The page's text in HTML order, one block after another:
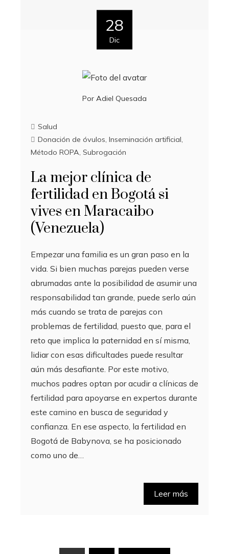
28
Dic
Por Adiel Quesada
Salud
Donación de óvulos, Inseminación artificial,
Método ROPA, Subrogación
La mejor clínica de
fertilidad en Bogotá si
vives en Maracaibo
(Venezuela)
Empezar una familia es un gran paso en la
vida. Si bien muchas parejas pueden verse
abrumadas ante la posibilidad de asumir una
responsabilidad tan grande, puede serlo aún
más cuando se trata de parejas con
problemas de fertilidad, puesto que, para el
reto que implica la paternidad en sí misma,
lidiar con esas dificultades puede resultar
aún más desafiante. Por este motivo,
muchos padres optan por acudir a clínicas de
fertilidad para apoyarse en expertos durante
este camino en busca de seguridad y
confianza. En ese aspecto, la fertilidad en
Bogotá de Babynova, se ha posicionado
como uno de…
Leer más